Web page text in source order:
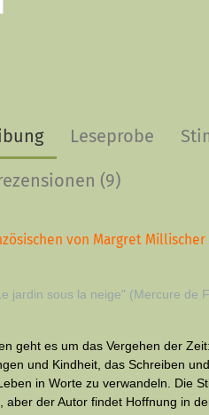
Leseprobe
(9)
von Margret Millischer
jardin sous la neige" (Mercure de
geht es um das Vergehen der
und Kindheit, das Schreiben
in Worte zu verwandeln. Die
aber der Autor findet Hoffnung in